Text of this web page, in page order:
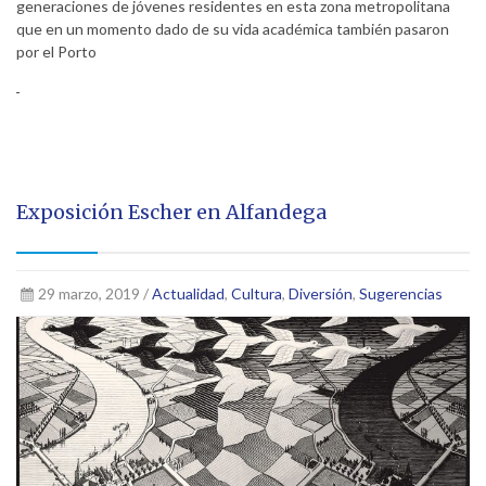
generaciones de jóvenes residentes en esta zona metropolitana
que en un momento dado de su vida académica también pasaron
por el Porto
Exposición Escher en Alfandega
29 marzo, 2019 /Actualidad, Cultura, Diversión, Sugerencias